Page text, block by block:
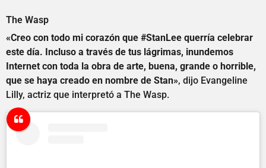
The Wasp
«Creo con todo mi corazón que #StanLee querría celebrar
este día. Incluso a través de tus lágrimas, inundemos
Internet con toda la obra de arte, buena, grande o horrible,
que se haya creado en nombre de Stan», dijo Evangeline
Lilly, actriz que interpretó a The Wasp.